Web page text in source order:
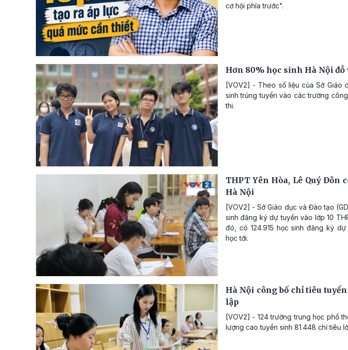
cơ hội phía trước".
Hơn 80% học sinh Hà Nội đỗ
[VOV2] - Theo số liệu của Sở Giáo
sinh trúng tuyển vào các trường
thi.
THPT Yên Hòa, Lê Quý Đôn
Hà Nội
[VOV2] - Sở Giáo dục và Đào tạo
sinh đăng ký dự tuyển vào lớp 10
đó, có 124.915 học sinh đăng ký
học tới.
Hà Nội công bố chỉ tiêu
lập
[VOV2] - 124 trường trung học phổ
lượng cao tuyển sinh 81.448 chỉ tiêu